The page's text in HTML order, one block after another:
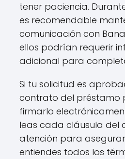
tener paciencia.
es recomendable
comunicación con
ellos podrían requerir
adicional para
Si tu solicitud es
contrato del préstamo
firmarlo
leas cada cláusula del
atención para
entiendes todos los